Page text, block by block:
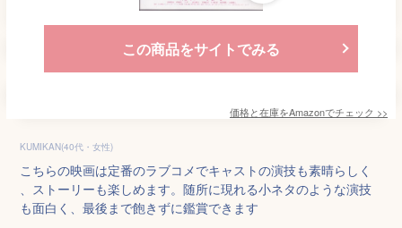
この商品をサイトでみる
価格と在庫をAmazonでチェック >>
KUMIKAN(40代・女性)
こちらの映画は定番のラブコメでキャストの演技も素晴らしく
、ストーリーも楽しめます。随所に現れる小ネタのような演技
も面白く、最後まで飽きずに鑑賞できます